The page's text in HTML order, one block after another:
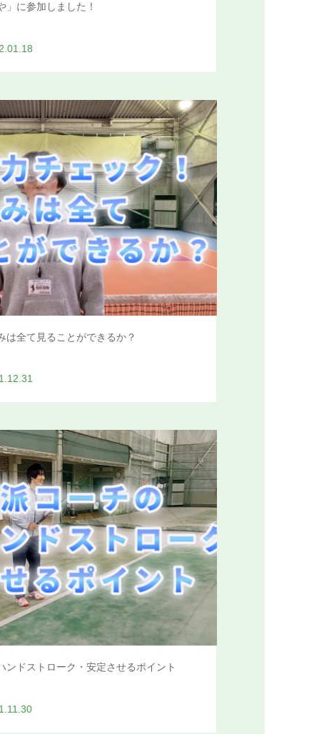
」に参加しました！
は全て見ることができるか？
ンドストローク・安定させるポイント